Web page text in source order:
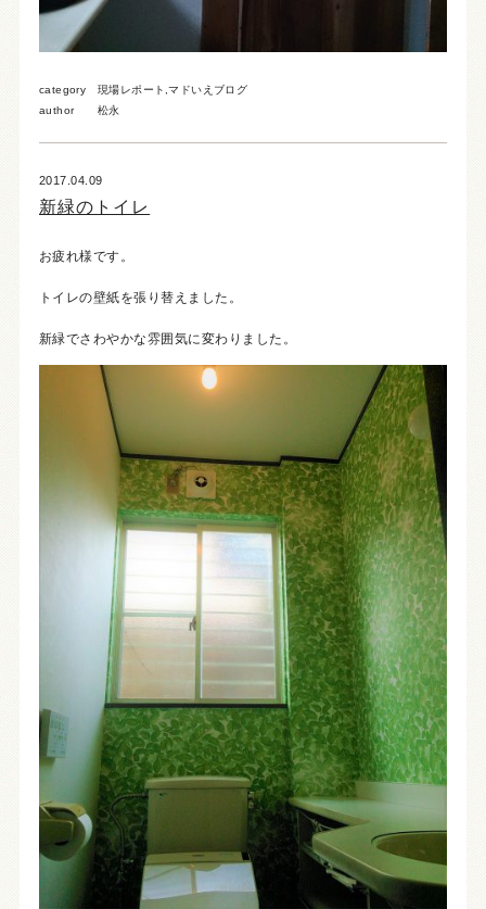
category 現場レポート ,マドいえブログ
author
松永
2017.04.09
新緑のトイレ
お疲れ様です。
トイレの壁紙を張り替えました。
新緑でさわやかな雰囲気に変わりました。